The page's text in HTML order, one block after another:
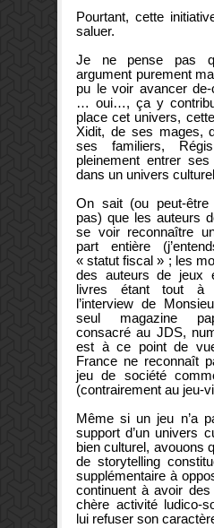
Pourtant, cette
saluer.
Je ne pense pas
argument purement
pu le voir avancer
… oui…, ça y
place cet univers,
Xidit, de ses mages,
ses familiers,
pleinement entrer
dans un univers
On sait (ou peut-
pas) que les auteurs
se voir reconnaître
part entière
« statut fiscal » ; les
des auteurs de jeux
livres étant tout à
l’interview de
seul magazine
consacré au JDS,
est à ce point de
France ne reconnaît
jeu de société
(contrairement au jeu-
Même si un jeu n’a
support d’un univers
bien culturel, avouons
de storytelling
supplémentaire à
continuent à avoir
chère activité ludico-
lui refuser son